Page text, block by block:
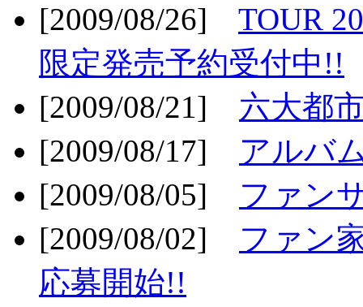
[2009/08/26] TOUR
限定発売予約受付中!!
[2009/08/21] 六大都
[2009/08/17] アルバ
[2009/08/05] ファン
[2009/08/02] ファン
応募開始!!